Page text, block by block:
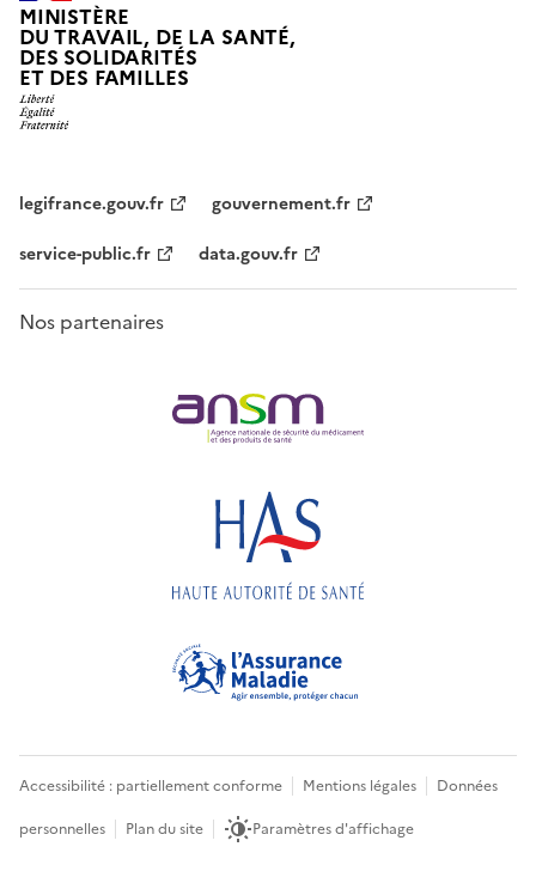
MINISTÈRE
DU TRAVAIL, DE LA SANTÉ,
DES SOLIDARITÉS
ET DES FAMILLES
legifrance.gouv.fr
gouvernement.fr
service-public.fr
data.gouv.fr
Nos partenaires
Accessibilité : partiellement conforme Mentions légales
Données
personnelles
Plan du site Paramètres d'affichage